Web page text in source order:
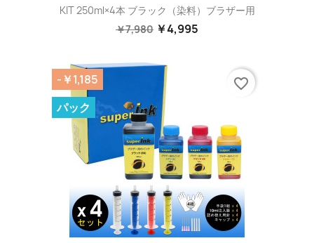
KIT 250ml×4本 ブラック（染料）ブラザー用
￥7,980 ￥4,995
-￥1,185
パック
favorite_border